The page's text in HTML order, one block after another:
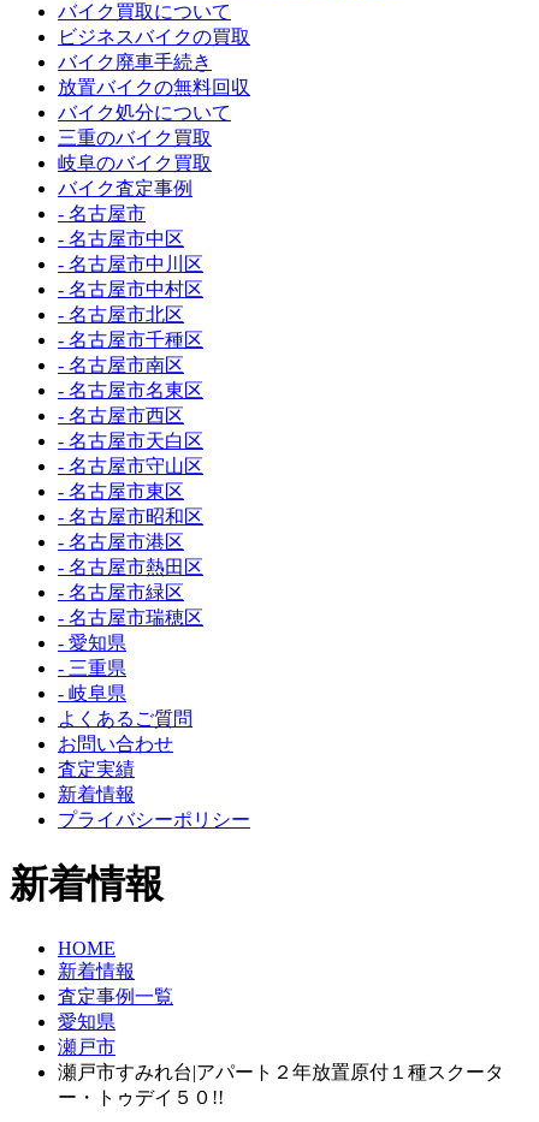
バイク買取について
ビジネスバイクの買取
バイク廃車手続き
放置バイクの無料回収
バイク処分について
三重のバイク買取
岐阜のバイク買取
バイク査定事例
- 名古屋市
- 名古屋市中区
- 名古屋市中川区
- 名古屋市中村区
- 名古屋市北区
- 名古屋市千種区
- 名古屋市南区
- 名古屋市名東区
- 名古屋市西区
- 名古屋市天白区
- 名古屋市守山区
- 名古屋市東区
- 名古屋市昭和区
- 名古屋市港区
- 名古屋市熱田区
- 名古屋市緑区
- 名古屋市瑞穂区
- 愛知県
- 三重県
- 岐阜県
よくあるご質問
お問い合わせ
査定実績
新着情報
プライバシーポリシー
新着情報
HOME
新着情報
査定事例一覧
愛知県
瀬戸市
瀬戸市すみれ台|アパート２年放置原付１種スクータ
ー・トゥデイ５０!!